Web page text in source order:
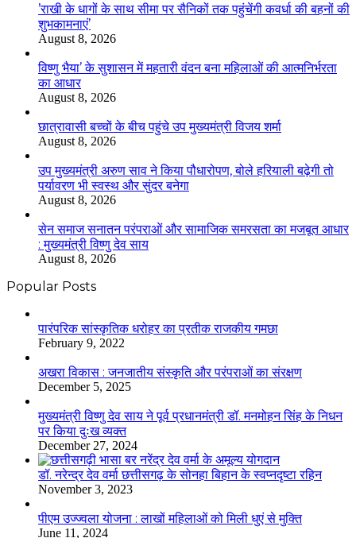
’राखी के धागों के साथ सीमा पर सैनिकों तक पहुंचेंगी कवर्धा की बहनों की
शुभकामनाएं’
August 8, 2026
विष्णु भैया’ के सुशासन में महतारी वंदन बना महिलाओं की आत्मनिर्भरता
का आधार
August 8, 2026
छात्रावासी बच्चों के बीच पहुंचे उप मुख्यमंत्री विजय शर्मा
August 8, 2026
उप मुख्यमंत्री अरुण साव ने किया पौधारोपण, बोले हरियाली बढ़ेगी तो
पर्यावरण भी स्वस्थ और सुंदर बनेगा
August 8, 2026
सेन समाज सनातन परंपराओं और सामाजिक समरसता का मजबूत आधार
: मुख्यमंत्री विष्णु देव साय
August 8, 2026
Popular Posts
​​​​​​​पारंपरिक सांस्कृतिक धरोहर का प्रतीक राजकीय गमछा
February 9, 2022
अखरा विकास : जनजातीय संस्कृति और परंपराओं का संरक्षण
December 5, 2025
मुख्यमंत्री विष्णु देव साय ने पूर्व प्रधानमंत्री डॉ. मनमोहन सिंह के निधन
पर किया दुःख व्यक्त
December 27, 2024
डॉ. नरेन्द्र देव वर्मा छत्तीसगढ़ के सोनहा बिहान के स्वप्नदृष्टा रहिन
November 3, 2023
पीएम उज्ज्वला योजना : लाखों महिलाओं को मिली धुएं से मुक्ति
June 11, 2024